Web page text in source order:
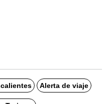
Alerta de viaje